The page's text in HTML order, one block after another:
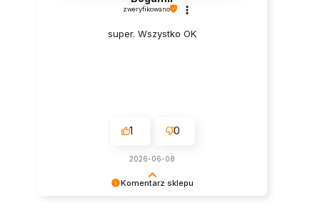
Komentarz sklepu
zweryfikowano
super. Wszystko OK
1 0
2026-06-08